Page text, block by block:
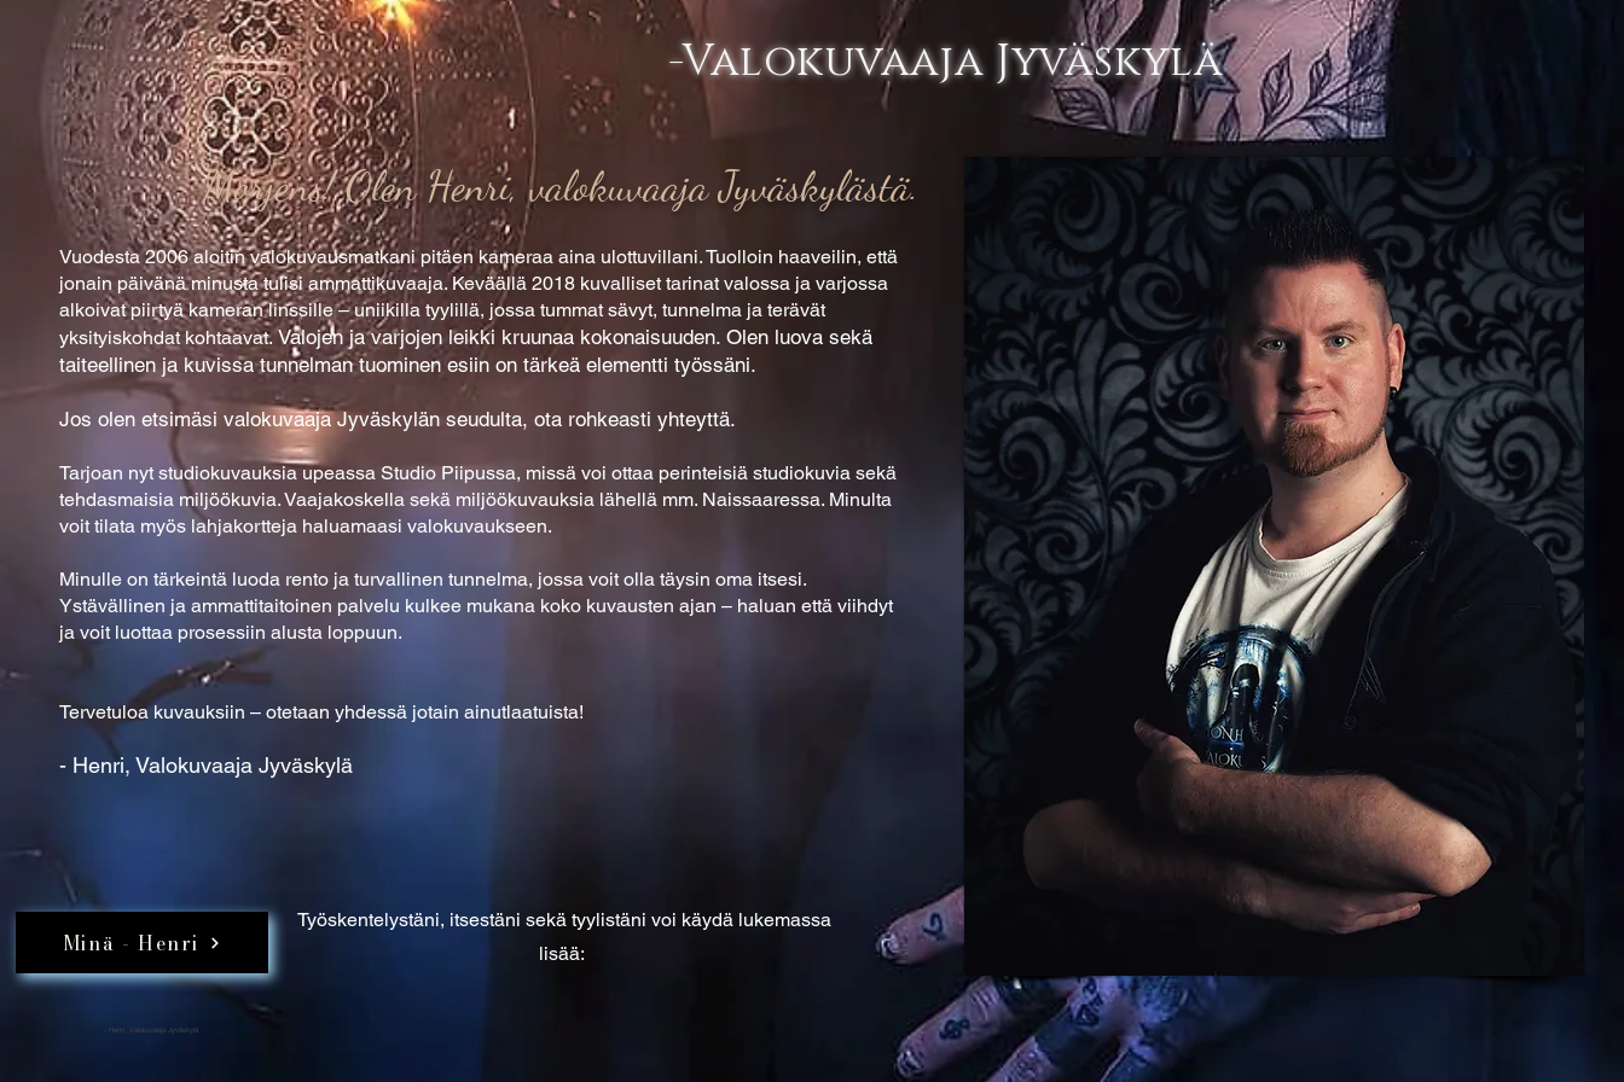
-Valokuvaaja Jyväskylä
Vuodesta 2006 aloitin valokuvausmatkani pitäen kameraa aina ulottuvillani. Tuolloin haaveilin, että
jonain päivänä minusta tulisi ammattikuvaaja. Keväällä 2018 kuvalliset tarinat valossa ja varjossa
alkoivat piirtyä kameran linssille – uniikilla tyylillä, jossa tummat sävyt, tunnelma ja terävät
yksityiskohdat kohtaavat.Valojen ja varjojen leikki kruunaa kokonaisuuden. Olen luova sekä
taiteellinen ja kuvissa tunnelman tuominen esiin on tärkeä elementti työssäni.
Jos olen etsimäsi valokuvaaja Jyväskylän seudulta, ota rohkeasti yhteyttä.
Tarjoan nyt studiokuvauksia upeassa Studio Piipussa, missä voi ottaa perinteisiä studiokuvia sekä
tehdasmaisia miljöökuvia. Vaajakoskella sekä miljöökuvauksia lähellä mm. Naissaaressa. Minulta
voit tilata myös lahjakortteja haluamaasi valokuvaukseen.
Minulle on tärkeintä luoda rento ja turvallinen tunnelma, jossa voit olla täysin oma itsesi.
Ystävällinen ja ammattitaitoinen palvelu kulkee mukana koko kuvausten ajan – haluan että viihdyt
ja voit luottaa prosessiin alusta loppuun.
Tervetuloa kuvauksiin – otetaan yhdessä jotain ainutlaatuista!
- Henri, Valokuvaaja Jyväskylä
Minä - Henri
​- Henri, Valokuvaaja Jyväskylä
Työskentelystäni, itsestäni sekä tyylistäni voi käydä lukemassa
lisää:
Morjens! Olen Henri, valokuvaaja Jyväskylästä.